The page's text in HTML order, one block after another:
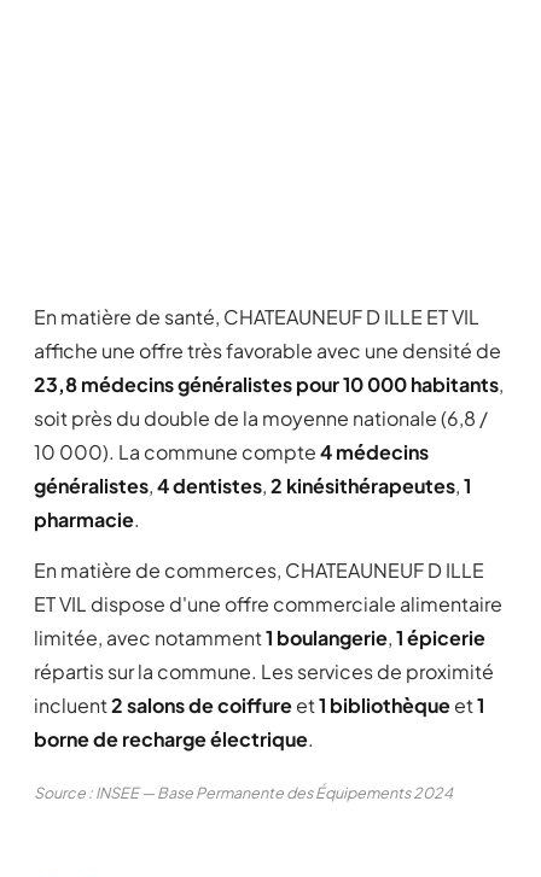
En matière de santé, CHATEAUNEUF D ILLE ET VIL
affiche une offre très favorable avec une densité de
23,8 médecins généralistes pour 10 000 habitants,
soit près du double de la moyenne nationale (6,8 /
10 000). La commune compte4 médecins
généralistes,4 dentistes,2 kinésithérapeutes,1
pharmacie.
En matière de commerces, CHATEAUNEUF D ILLE
ET VIL dispose d'une offre commerciale alimentaire
limitée, avec notamment1 boulangerie,1 épicerie
répartis sur la commune. Les services de proximité
incluent2 salons de coiffureet1 bibliothèqueet1
borne de recharge électrique.
Source : INSEE — Base Permanente des Équipements 2024